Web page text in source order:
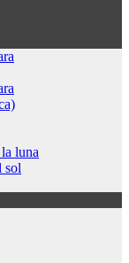
luna
sol